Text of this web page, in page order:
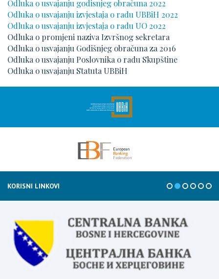
Odluka o usvajanju godisnjeg obračuna 2022
Odluka o usvajanju izvjestaja o radu UBBiH 2022
Odluka o usvajanju izvjestaja o radu UO 2022
Odluka o promjeni naziva Izvršnog sekretara
Odluka o usvajanju Godišnjeg obračuna za 2016
Odluka o usvajanju Poslovnika o radu Skupštine
Odluka o usvajanju Statuta UBBiH
KORISNI LINKOVI